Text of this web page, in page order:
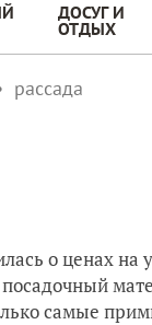
ДОСУГ И
ОТДЫХ
рассада
о ценах на
самые